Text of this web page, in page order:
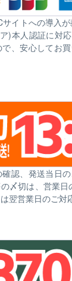
イトへの導入
)本人認証に対
、安心してお
認、発送当日
〆切は、営業日
翌営業日のご対